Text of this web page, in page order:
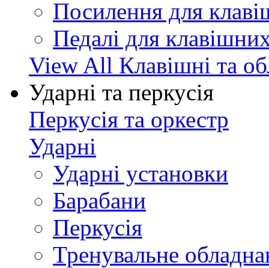
Посилення для
Педалі для
View All Клавішні та
Ударні та перкусія
Перкусія та оркестр
Ударні
Ударні установки
Барабани
Перкусія
Тренувальне